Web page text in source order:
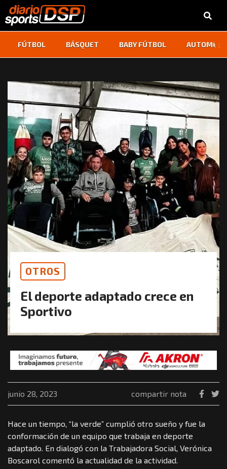
FÚTBOL BÁSQUET BABY FÚTBOL ‹ ›
OTROS
El deporte adaptado crece en
Sportivo
junio 28, 2023 compartir nota
Hace un tiempo, “la verde” cumplió otro sueño y fue la
conformación de un equipo que trabaja en deporte
adaptado. En dialogó con la Trabajadora Social, Verónica
Boscarol comentó la actualidad de la actividad.